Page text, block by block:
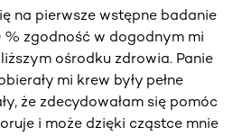
na pierwsze wstępne badanie
zgodność w dogodnym mi
ośrodku zdrowia. Panie
mi krew były pełne
że zdecydowałam się pomóc
i może dzięki cząstce mnie